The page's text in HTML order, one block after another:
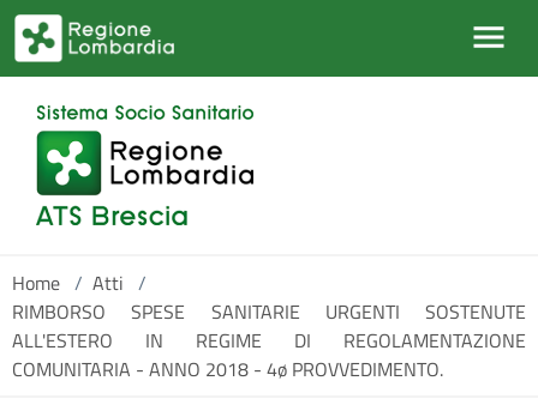
Salta al contenuto principale
Home / Atti /
RIMBORSO SPESE SANITARIE URGENTI SOSTENUTE
ALL'ESTERO IN REGIME DI REGOLAMENTAZIONE
COMUNITARIA - ANNO 2018 - 4ø PROVVEDIMENTO.